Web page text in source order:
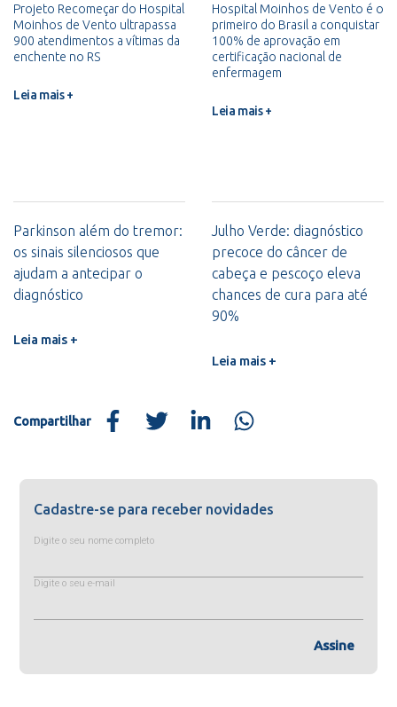
Projeto Recomeçar do Hospital
Moinhos de Vento ultrapassa
900 atendimentos a vítimas da
enchente no RS
Leia mais +
Hospital Moinhos de Vento é o
primeiro do Brasil a conquistar
100% de aprovação em
certificação nacional de
enfermagem
Leia mais +
Parkinson além do tremor:
os sinais silenciosos que
ajudam a antecipar o
diagnóstico
Leia mais +
Julho Verde: diagnóstico
precoce do câncer de
cabeça e pescoço eleva
chances de cura para até
90%
Leia mais +
Compartilhar
Cadastre-se para receber novidades
Digite o seu nome completo
Digite o seu e-mail
Assine